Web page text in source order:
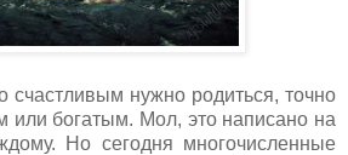
счастливым нужно родиться, точно
или богатым. Мол, это написано на
Но сегодня многочисленные